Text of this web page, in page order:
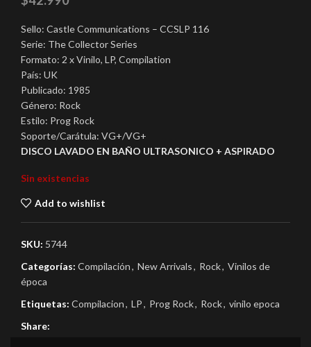
Sello: Castle Communications – CCSLP 116
Serie: The Collector Series
Formato: 2 x Vinilo, LP, Compilation
País: UK
Publicado: 1985
Género: Rock
Estilo: Prog Rock
Soporte/Carátula: VG+/VG+
DISCO LAVADO EN BAÑO ULTRASONICO + ASPIRADO
Sin existencias
Add to wishlist
SKU: 5744
Categorías: Compilación, New Arrivals, Rock, Vinilos de
época
Etiquetas: Compilacion, LP, Prog Rock, Rock, vinilo epoca
Share: